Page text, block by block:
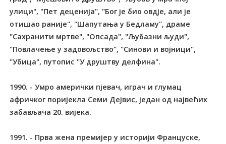
улици", "Пет деценија", "Бог је био овдје, али је
отишао раније", "Шапутања у Бедламу", драме
"Сахранити мртве", "Опсада", "Љубазни људи",
"Повлачење у задовољство", "Синови и војници",
"Убица", путопис "У друштву делфина".
1990. - Умро амерички пјевач, играч и глумац
афричког поријекла Семи Дејвис, један од највећих
забављача 20. вијека.
1991. - Прва жена премијер у историји Француске,